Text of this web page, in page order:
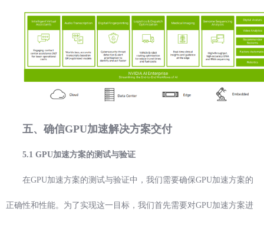
五、确信GPU加速解决方案交付
5.1 GPU加速方案的测试与验证
在GPU加速方案的测试与验证中，我们需要确保GPU加速方案的
正确性和性能。为了实现这一目标，我们首先需要对GPU加速方案进